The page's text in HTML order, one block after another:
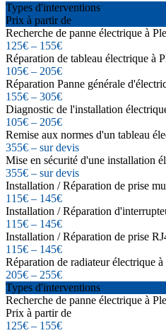
Types d'interventions
Prix à partir de
Recherche de panne électrique à
125€ – 155€
Réparation de tableau électrique à
105€ – 205€
Réparation Panne générale
155€ – 305€
Diagnostic de l'installation
105€ – 205€
Remise aux normes d'un tableau
355€ – sur devis
Mise en sécurité d'une installation
355€ – sur devis
Installation / Réparation de prise
115€ – 145€
Installation / Réparation
115€ – 145€
Installation / Réparation de prise
115€ – 145€
Réparation de radiateur électrique à
205€ – 255€
Types d'interventions
Recherche de panne électrique à
Prix à partir de
125€ – 155€